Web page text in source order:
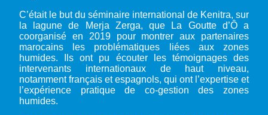
C’était le but du séminaire international de Kenitra, sur
la lagune de Merja Zerga, que La Goutte d’Ô a
coorganisé en 2019 pour montrer aux partenaires
marocains les problématiques liées aux zones
humides. Ils ont pu écouter les témoignages des
intervenants internationaux de haut niveau,
notamment français et espagnols, qui ont l’expertise et
l’expérience pratique de co-gestion des zones
humides.